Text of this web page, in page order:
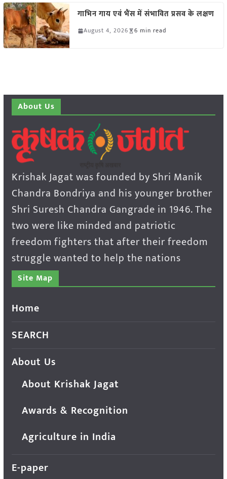
गाभिन गाय एवं भैंस में संभावित प्रसव के लक्षण
August 4, 2026 6 min read
About Us
Krishak Jagat was founded by Shri Manik
Chandra Bondriya and his younger brother
Shri Suresh Chandra Gangrade in 1946. The
two were like minded and patriotic
freedom fighters that after their freedom
struggle wanted to help the nations
Site Map
Home
SEARCH
About Us
About Krishak Jagat
Awards & Recognition
Agriculture in India
E-paper